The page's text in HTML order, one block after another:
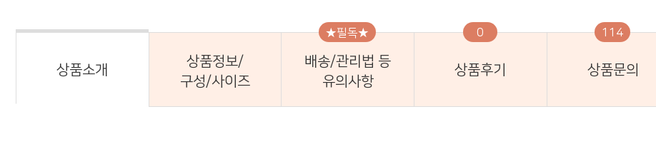
상품소개
상품정보/
구성/사이즈
배송/관리법 등
유의사항
★필독★
상품후기
0
상품문의
114